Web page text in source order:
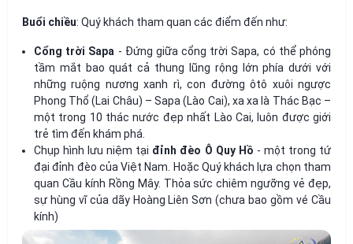
Buổi chiều: Quý khách tham quan các điểm đến như:
Cổng trời Sapa - Đứng giữa cổng trời Sapa, có thể phóng
tầm mắt bao quát cả thung lũng rộng lớn phía dưới với
những ruộng nương xanh rì, con đường ôtô xuôi ngược
Phong Thổ (Lai Châu) – Sapa (Lào Cai), xa xa là Thác Bạc –
một trong 10 thác nước đẹp nhất Lào Cai, luôn được giới
trẻ tìm đến khám phá.
Chụp hình lưu niệm tại đỉnh đèo Ô Quy Hồ - một trong tứ
đại đỉnh đèo của Việt Nam. Hoặc Quý khách lựa chọn tham
quan Cầu kính Rồng Mây. Thỏa sức chiêm ngưỡng vẻ đẹp,
sự hùng vĩ của dãy Hoàng Liên Sơn (chưa bao gồm vé Cầu
kính)